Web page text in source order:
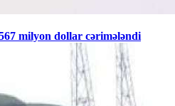
milyon dollar cərimələndi